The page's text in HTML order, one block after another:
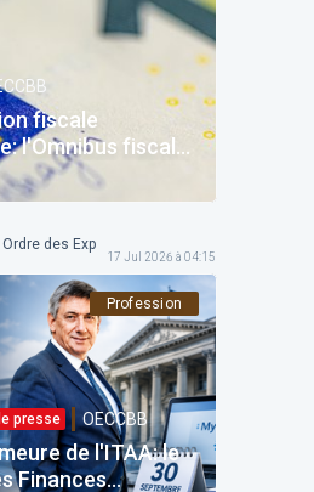
fiscale
l'Omnibus fiscal
de la DAC du 24
Ordre des Experts-comptables et
17 Jul 2026 à 04:15
Profession
presse OECCBB
de l'ITAA: le
Finances